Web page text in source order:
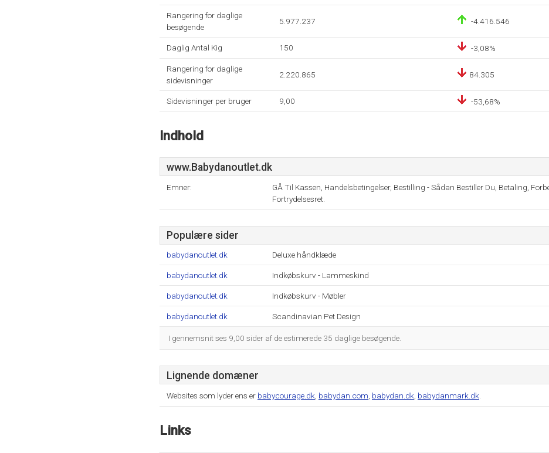
Rangering for daglige
besøgende
5.977.237 -4.416.546
Daglig Antal Kig 150 -3,08%
Rangering for daglige
sidevisninger
2.220.865 84.305
Sidevisninger per bruger 9,00 -53,68%
Indhold
www.Babydanoutlet.dk
Emner:
GÅ Til Kassen, Handelsbetingelser, Bestilling - Sådan Bestiller Du, Betaling,
Fortrydelsesret.
Populære sider
babydanoutlet.dk Deluxe håndklæde
babydanoutlet.dk Indkøbskurv - Lammeskind
babydanoutlet.dk Indkøbskurv - Møbler
babydanoutlet.dk Scandinavian Pet Design
I gennemsnit ses 9,00 sider af de estimerede 35 daglige besøgende.
Lignende domæner
Websites som lyder ens er babycourage.dk babydan.com babydan.dk babydanmark.dk
Links